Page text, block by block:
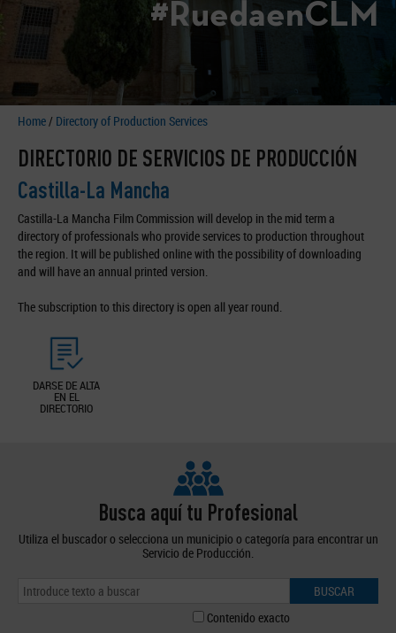
#RuedaenCLM
Home/ Directory of Production Services
DIRECTORIO DE SERVICIOS DE PRODUCCIÓN
Castilla-La Mancha
Castilla-La Mancha Film Commission will develop in the mid term a
directory of professionals who provide services to production throughout
the region. It will be published online with the possibility of downloading
and will have an annual printed version.
The subscription to this directory is open all year round.
DARSE DE ALTA
EN EL
DIRECTORIO
Busca aquí tu Profesional
Utiliza el buscador o selecciona un municipio o categoría para encontrar un
Servicio de Producción.
BUSCAR
Contenido exacto